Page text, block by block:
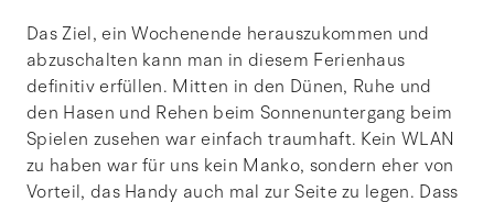
Das Ziel, ein Wochenende herauszukommen und
abzuschalten kann man in diesem Ferienhaus
definitiv erfüllen. Mitten in den Dünen, Ruhe und
den Hasen und Rehen beim Sonnenuntergang beim
Spielen zusehen war einfach traumhaft. Kein WLAN
zu haben war für uns kein Manko, sondern eher von
Vorteil, das Handy auch mal zur Seite zu legen. Dass